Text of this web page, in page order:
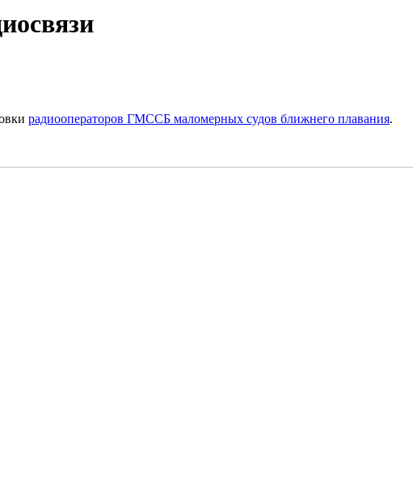
радиооператоров ГМССБ маломерных судов ближнего плавания.